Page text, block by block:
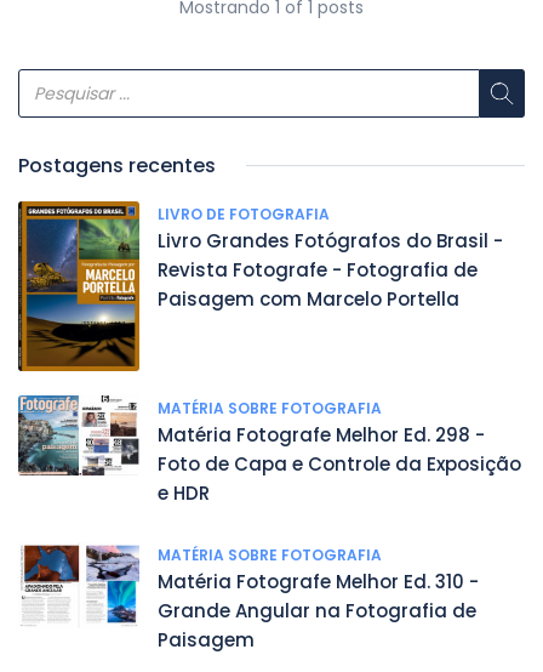
Mostrando 1 of 1 posts
Postagens recentes
LIVRO DE FOTOGRAFIA
Livro Grandes Fotógrafos do Brasil -
Revista Fotografe - Fotografia de
Paisagem com Marcelo Portella
MATÉRIA SOBRE FOTOGRAFIA
Matéria Fotografe Melhor Ed. 298 -
Foto de Capa e Controle da Exposição
e HDR
MATÉRIA SOBRE FOTOGRAFIA
Matéria Fotografe Melhor Ed. 310 -
Grande Angular na Fotografia de
Paisagem